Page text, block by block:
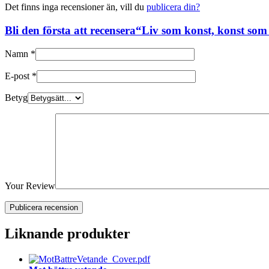
Det finns inga recensioner än, vill du publicera din?
Bli den första att recensera“Liv som konst, konst
Namn *
E-post *
Betyg
Your Review
Liknande produkter